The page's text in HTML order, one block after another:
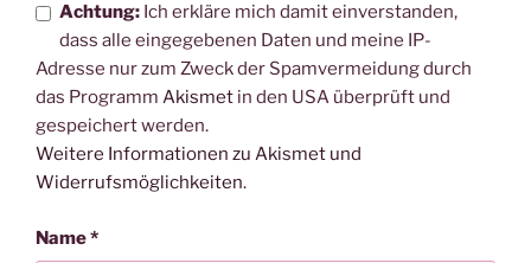
Achtung: Ich erkläre mich damit einverstanden,
dass alle eingegebenen Daten und meine IP-
Adresse nur zum Zweck der Spamvermeidung durch
das Programm Akismet in den USA überprüft und
gespeichert werden.
Weitere Informationen zu Akismet und
Widerrufsmöglichkeiten.
Name*